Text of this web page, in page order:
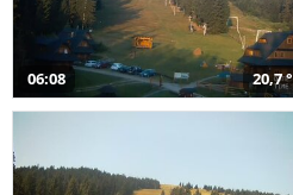
06:08 20,7